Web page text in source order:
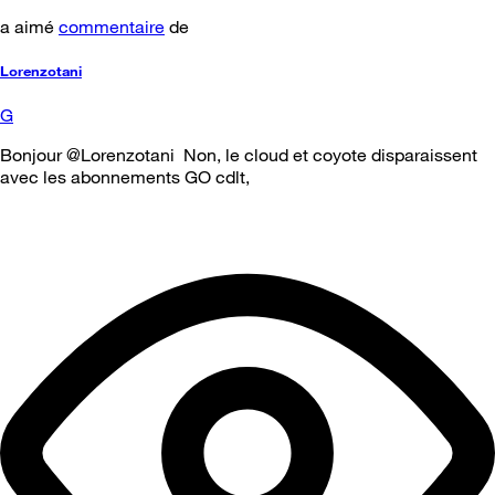
a aimé commentaire de
Lorenzotani
G
Bonjour @Lorenzotani Non, le cloud et coyote disparaissent
avec les abonnements GO cdlt,